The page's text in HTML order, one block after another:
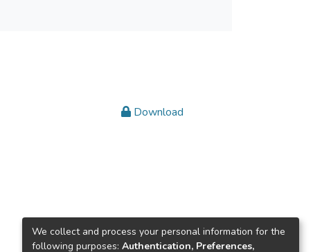
Download
We collect and process your personal information for the
following purposes: Authentication, Preferences,